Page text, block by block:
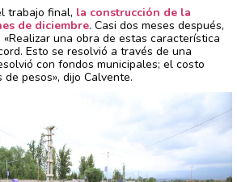
trabajo final, la construcción de la
de diciembre. Casi dos meses después,
una obra de estas característica
Esto se resolvió a través de una
con fondos municipales; el costo
pesos», dijo Calvente.